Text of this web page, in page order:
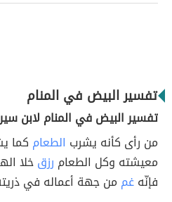
تفسير البيض في المنام
تفسير البيض في المنام لابن
من رأى كأنه يشرب الطعام كما
معيشته وكل الطعام رزقخلا
فإنّهغم من جهة أعماله في